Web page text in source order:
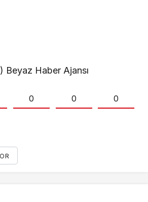
Beyaz Haber Ajansı
0 0 0